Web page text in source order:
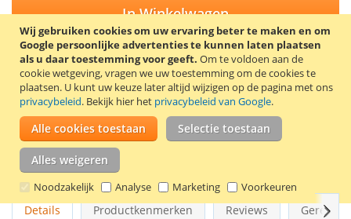
Wij gebruiken cookies om uw ervaring beter te maken en om
Google persoonlijke advertenties te kunnen laten plaatsen
als u daar toestemming voor geeft. Om te voldoen aan de
cookie wetgeving, vragen we uw toestemming om de cookies te
plaatsen. U kunt uw keuze later altijd wijzigen op de pagina met ons
privacybeleid. Bekijk hier het privacybeleid van Google.
Alle cookies toestaan Selectie toestaan
Alles weigeren
Noodzakelijk Analyse Marketing Voorkeuren
In Winkelwagen
VOEG TOE AAN VERLANGLIJST
TOEVOEGEN OM TE VERGELIJKEN
Doos met 5 pakken van 250 vel 120 grams A4 printpapier (210
x 297 mm) in de kleur crèmewit. Deze kleur wordt ook wel
ivoor, crème of roomwit genoemd.
Details Productkenmerken Reviews